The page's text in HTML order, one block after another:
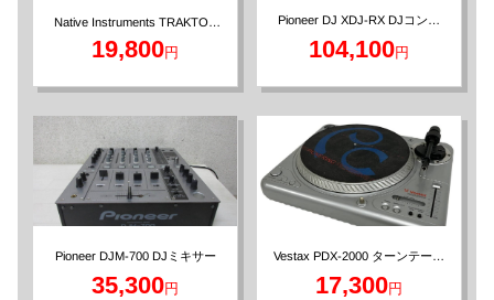
Native Instruments TRAKTOR
ローラー
19,800円
Pioneer DJ XDJ-RX DJコント
104,100円
Pioneer DJM-700 DJミキサー
35,300円
Vestax PDX-2000 ターンテーブ
17,300円